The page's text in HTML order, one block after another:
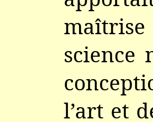
maîtrise
science
l’art et